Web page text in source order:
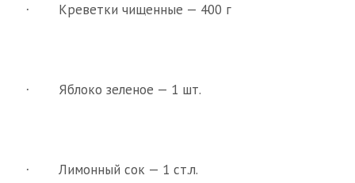
· Креветки чищенные — 400 г
· Яблоко зеленое — 1 шт.
· Лимонный сок — 1 ст.л.